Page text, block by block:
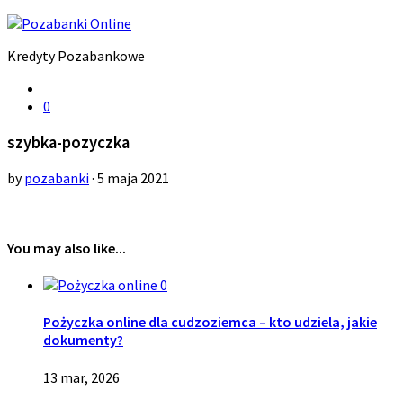
Kredyty Pozabankowe
0
szybka-pozyczka
bypozabanki· 5 maja 2021
You may also like...
0
Pożyczka online dla cudzoziemca – kto udziela, jakie
dokumenty?
13 mar, 2026